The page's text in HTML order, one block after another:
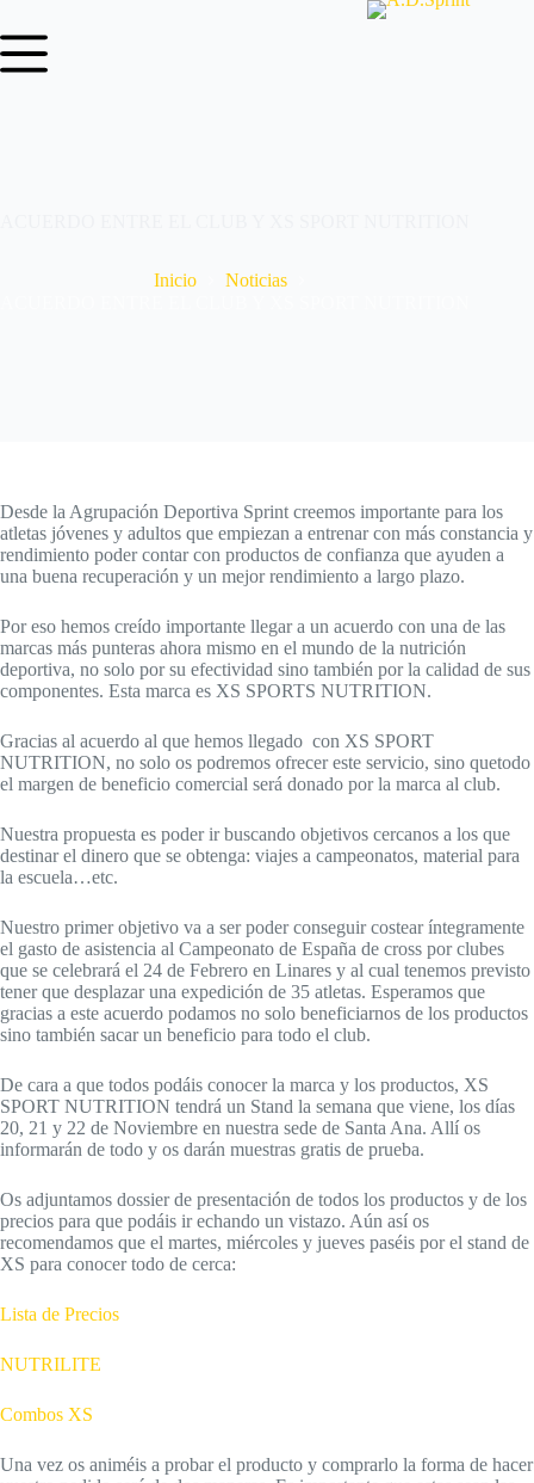
Inicio
Noticias
Desde la Agrupación Deportiva Sprint creemos importante para los
atletas jóvenes y adultos que empiezan a entrenar con más constancia y
rendimiento poder contar con productos de confianza que ayuden a
una buena recuperación y un mejor rendimiento a largo plazo.
Por eso hemos creído importante llegar a un acuerdo con una de las
marcas más punteras ahora mismo en el mundo de la nutrición
deportiva, no solo por su efectividad sino también por la calidad de sus
componentes. Esta marca es XS SPORTS NUTRITION.
Gracias al acuerdo al que hemos llegado con XS SPORT
NUTRITION, no solo os podremos ofrecer este servicio, sino quetodo
el margen de beneficio comercial será donado por la marca al club.
Nuestra propuesta es poder ir buscando objetivos cercanos a los que
destinar el dinero que se obtenga: viajes a campeonatos, material para
la escuela…etc.
Nuestro primer objetivo va a ser poder conseguir costear íntegramente
el gasto de asistencia al Campeonato de España de cross por clubes
que se celebrará el 24 de Febrero en Linares y al cual tenemos previsto
tener que desplazar una expedición de 35 atletas. Esperamos que
gracias a este acuerdo podamos no solo beneficiarnos de los productos
sino también sacar un beneficio para todo el club.
De cara a que todos podáis conocer la marca y los productos, XS
SPORT NUTRITION tendrá un Stand la semana que viene, los días
20, 21 y 22 de Noviembre en nuestra sede de Santa Ana. Allí os
informarán de todo y os darán muestras gratis de prueba.
Os adjuntamos dossier de presentación de todos los productos y de los
precios para que podáis ir echando un vistazo. Aún así os
recomendamos que el martes, miércoles y jueves paséis por el stand de
XS para conocer todo de cerca:
Lista de Precios
NUTRILITE
Combos XS
Una vez os animéis a probar el producto y comprarlo la forma de hacer